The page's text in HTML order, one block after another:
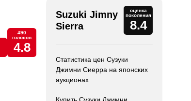
490
голосов
4.8
Suzuki Jimny
Sierra
оценка
поколения
8.4
Статистика цен Сузуки
Джимни Сиерра на японских
аукционах